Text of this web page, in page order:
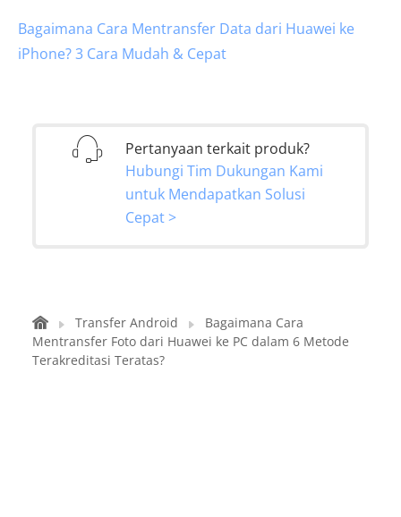
Bagaimana Cara Mentransfer Data dari Huawei ke
iPhone? 3 Cara Mudah & Cepat
Pertanyaan terkait produk?
Hubungi Tim Dukungan Kami
untuk Mendapatkan Solusi
Cepat >
Transfer Android
Bagaimana Cara
Mentransfer Foto dari Huawei ke PC dalam 6 Metode
Terakreditasi Teratas?